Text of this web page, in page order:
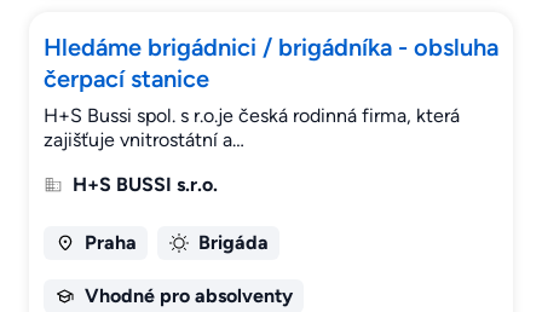
Hledáme brigádnici / brigádníka - obsluha
čerpací stanice
H+S Bussi spol. s r.o.je česká rodinná firma, která
zajišťuje vnitrostátní a…
H+S BUSSI s.r.o.
Praha Brigáda
Vhodné pro absolventy